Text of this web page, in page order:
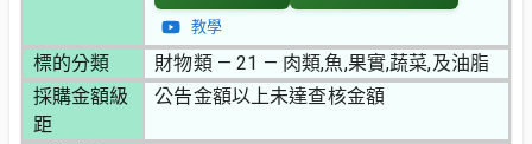
教學
標的分類
財物類 — 21 — 肉類,魚,果實,蔬菜,及油脂
採購金額級
距
公告金額以上未達查核金額